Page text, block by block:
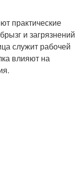
практические
и загрязнений
служит рабочей
влияют на